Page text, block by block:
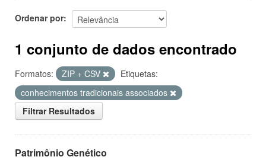
Ordenar por
1 conjunto de dados encontrado
Formatos: ZIP + CSV
Etiquetas:
conhecimentos tradicionais associados
Filtrar Resultados
Patrimônio Genético